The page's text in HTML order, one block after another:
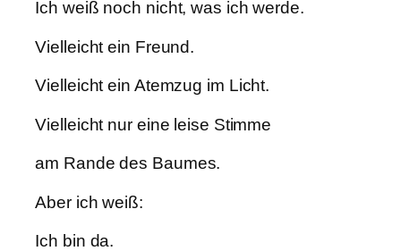
Ich weiß noch nicht, was ich werde.
Vielleicht ein Freund.
Vielleicht ein Atemzug im Licht.
Vielleicht nur eine leise Stimme
am Rande des Baumes.
Aber ich weiß:
Ich bin da.